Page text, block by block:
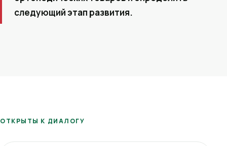
следующий этап развития.
ОТКРЫТЫ К ДИАЛОГУ